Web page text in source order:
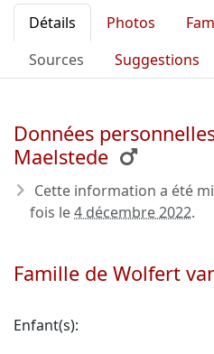
Détails Photos
Sources
Suggestions
Données
Maelstede
Cette information a été
fois le4 décembre 2022.
Famille de Wolfert
Enfant(s):